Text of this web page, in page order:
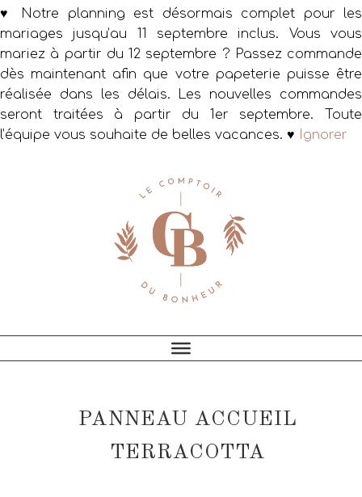
♥ Notre planning est désormais complet pour les
mariages jusqu’au 11 septembre inclus. Vous vous
mariez à partir du 12 septembre ? Passez commande
dès maintenant afin que votre papeterie puisse être
réalisée dans les délais. Les nouvelles commandes
seront traitées à partir du 1er septembre. Toute
l’équipe vous souhaite de belles vacances. ♥
Ignorer
PANNEAU ACCUEIL
TERRACOTTA